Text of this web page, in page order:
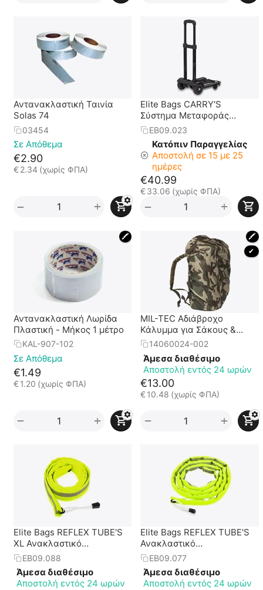
Αντανακλαστική Ταινία
Solas 74
03454
Σε Απόθεμα
€2.90
€ 2.34 (χωρίς ΦΠΑ)
+
−
Elite Bags CARRY'S
Σύστημα Μεταφοράς
Τσαντών
EB09.023
Κατόπιν Παραγγελίας
Αποστολή σε 15 με 25
ημέρες
€40.99
€33.06 (χωρίς ΦΠΑ)
+
−
🖍
Αντανακλαστική Λωρίδα
Πλαστική - Μήκος 1 μέτρο
KAL-907-102
Σε Απόθεμα
€1.49
€ 1.20 (χωρίς ΦΠΑ)
+
−
🖍
✔
MIL-TEC Αδιάβροχο
Κάλυμμα για Σάκους &
Τσάντες
14060024-002
Άμεσα διαθέσιμο
Αποστολή εντός 24 ωρών
€13.00
€10.48 (χωρίς ΦΠΑ)
+
−
Elite Bags REFLEX TUBE'S
XL Ανακλαστικό
Προστατευτικό Μανίκι για
Σωλήνες Οξυγόνου/Ορού
EB09.088
Άμεσα διαθέσιμο
Αποστολή εντός 24 ωρών
Elite Bags REFLEX TUBE'S
Ανακλαστικό
Προστατευτικό Μανίκι για
Σωλήνες Οξυγόνου/Ορού
EB09.077
Άμεσα διαθέσιμο
Αποστολή εντός 24 ωρών